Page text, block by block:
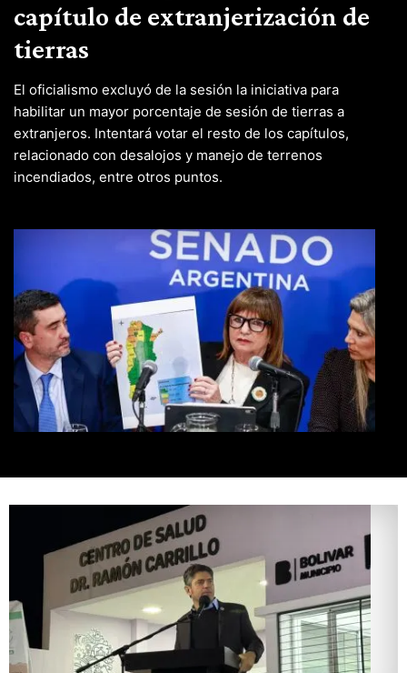
capítulo de extranjerización de
tierras
El oficialismo excluyó de la sesión la iniciativa para
habilitar un mayor porcentaje de sesión de tierras a
extranjeros. Intentará votar el resto de los capítulos,
relacionado con desalojos y manejo de terrenos
incendiados, entre otros puntos.